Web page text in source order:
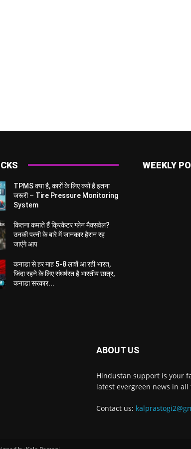
TPMS क्या है, कारों के लिए क्यों है इतना
जरूरी – Tire Pressure Monitoring
System
कितना कमाते हैं क्रिकेटर ग्लेन मैक्सवेल?
उनकी पत्नी के बारे में जानकार हैरान रह
जाएंगे आप
कनाडा से हर माह 5-8 लाशें आ रही भारत,
जिंदा रहने के लिए संघर्षरत है भारतीय छात्र,
कनाडा सरकार...
WEEKLY
ABOUT US
Hindustan support is your
latest evergreen news in all
Contact us: